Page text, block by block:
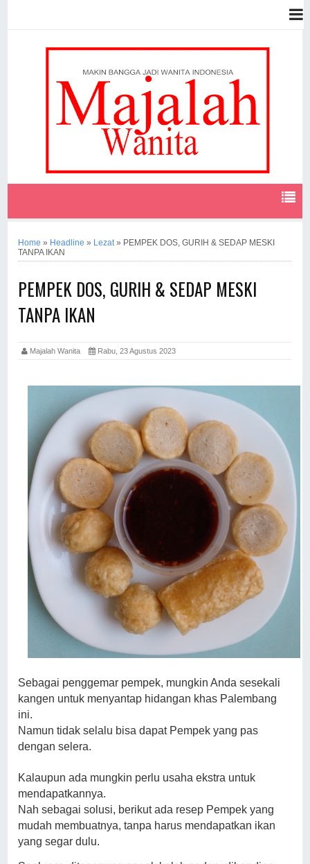
Home » Headline » Lezat» PEMPEK DOS, GURIH & SEDAP MESKI
TANPA IKAN
PEMPEK DOS, GURIH & SEDAP MESKI
TANPA IKAN
Majalah Wanita Rabu, 23 Agustus 2023
Sebagai penggemar pempek, mungkin Anda sesekali
kangen untuk menyantap hidangan khas Palembang
ini.
Namun tidak selalu bisa dapat Pempek yang pas
dengan selera.
Kalaupun ada mungkin perlu usaha ekstra untuk
mendapatkannya.
Nah sebagai solusi, berikut ada resep Pempek yang
mudah membuatnya, tanpa harus mendapatkan ikan
yang segar dulu.